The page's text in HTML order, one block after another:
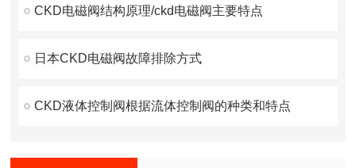
CKD电磁阀结构原理/ckd电磁阀主要特点
日本CKD电磁阀故障排除方式
CKD液体控制阀根据流体控制阀的种类和特点